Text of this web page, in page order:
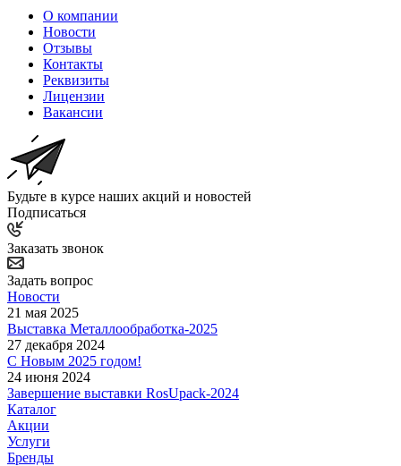
О компании
Новости
Отзывы
Контакты
Реквизиты
Лицензии
Вакансии
Будьте в курсе наших акций и новостей
Подписаться
Заказать звонок
Задать вопрос
Новости
21 мая 2025
Выставка Металлообработка-2025
27 декабря 2024
С Новым 2025 годом!
24 июня 2024
Завершение выставки RosUpack-2024
Каталог
Акции
Услуги
Бренды